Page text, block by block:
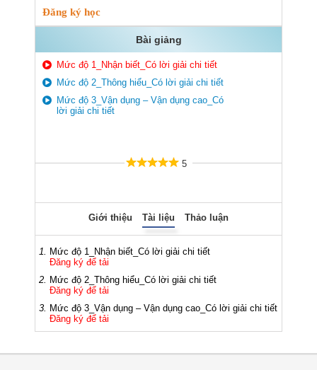
Đăng ký học
Bài giảng
Mức độ 1_Nhận biết_Có lời giải chi tiết
Mức độ 2_Thông hiểu_Có lời giải chi tiết
Mức độ 3_Vận dụng – Vận dụng cao_Có
lời giải chi tiết
5
Giới thiệu Tài liệu Thảo luận
1.
Mức độ 1_Nhận biết_Có lời giải chi tiết
Đăng ký để tải
2. Mức độ 2_Thông hiểu_Có lời giải chi tiết
Đăng ký để tải
3. Mức độ 3_Vận dụng – Vận dụng cao_Có lời giải chi tiết
Đăng ký để tải